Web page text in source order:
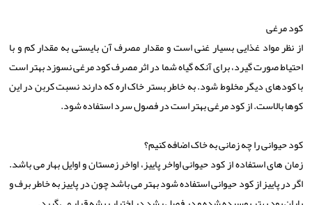
کود مرغی
از نظر مواد غذایی بسیار غنی است و مقدار مصرف آن بایستی به مقدار کم و با
احتیاط صورت گیرد، برای آنکه گیاه شما در اثر مصرف کود مرغی نسوزد بهتر است
با کودهای دیگر مخلوط شود. به خاطر بستر خاک اره که دارند نسبت کربن در این
کوها بالاست. از کود مرغی بهتر است در فصول سرد استفاده شود.
کود حیوانی را چه زمانی به خاک اضافه کنیم؟
زمان های استفاده از کود حیوانی اواخر پاییز، اواخر زمستان و اوایل بهار می باشد.
اگر در پاییز از کود حیوانی استفاده شود بهتر می باشد چون در پاییز به خاطر برف و